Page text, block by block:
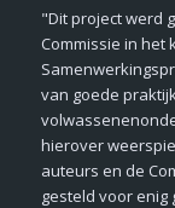
"Dit project werd
Commissie in het
van goede
hierover
auteurs en de
gesteld voor